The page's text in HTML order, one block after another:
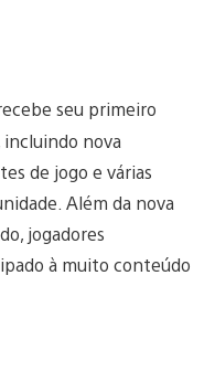
seu primeiro
nova
de jogo e várias
Além da nova
jogadores
à muito conteúdo